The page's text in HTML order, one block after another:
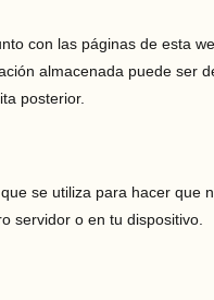
con las páginas de esta
almacenada puede ser
posterior.
se utiliza para hacer que
servidor o en tu dispositivo.